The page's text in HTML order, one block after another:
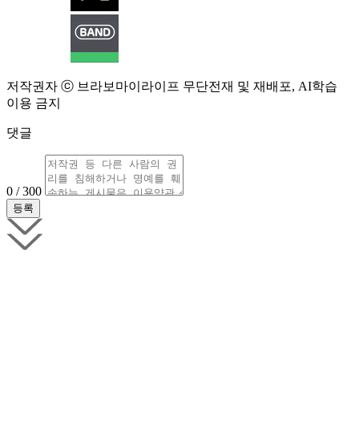
저작권자 ⓒ 브라보마이라이프 무단전재 및 재배포, AI학습
이용 금지
댓글
0 / 300